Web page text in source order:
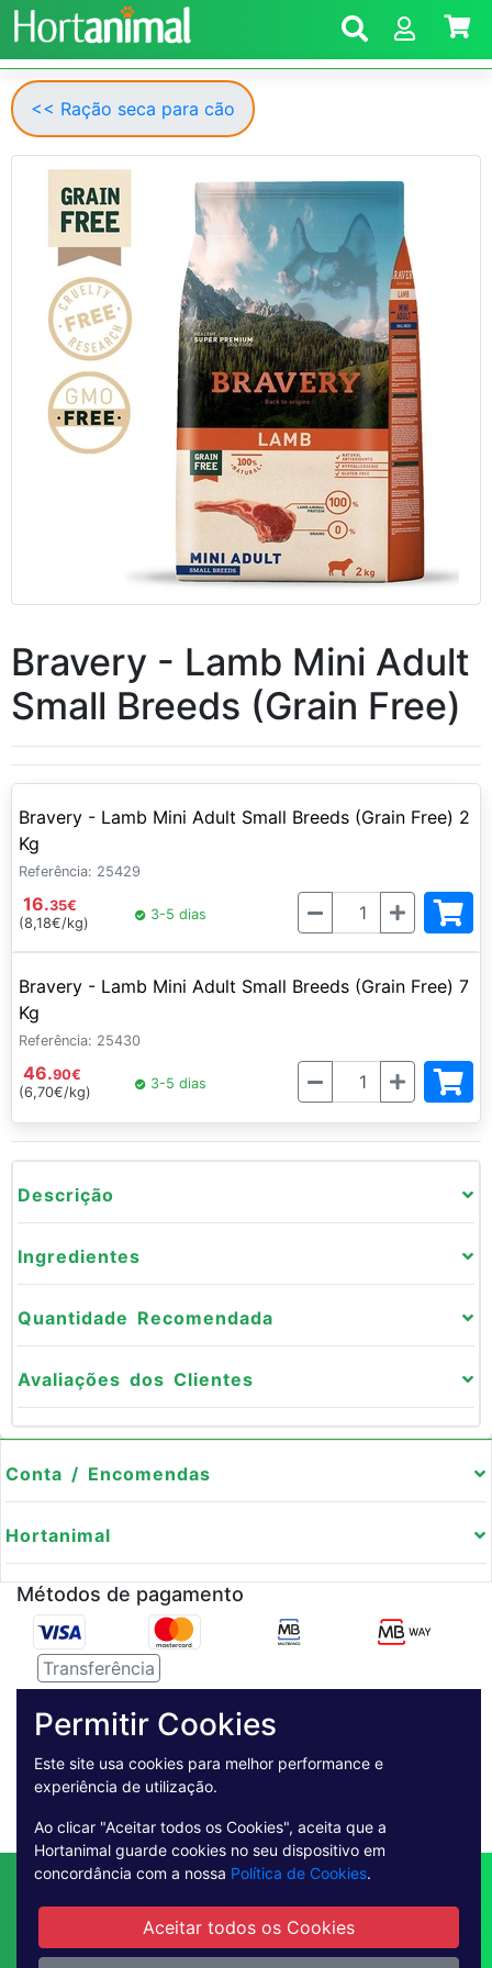
<< Ração seca para cão
Bravery - Lamb Mini Adult
Small Breeds (Grain Free)
Bravery - Lamb Mini Adult Small Breeds (Grain Free) 2
Kg
Referência: 25429
16.35€
(8,18€/kg)
3-5 dias Quantidade
Bravery - Lamb Mini Adult Small Breeds (Grain Free) 7
Kg
Referência: 25430
46.90€
(6,70€/kg)
3-5 dias Quantidade
Descrição
Ingredientes
Quantidade Recomendada
Avaliações dos Clientes
Conta / Encomendas
Hortanimal
Métodos de pagamento
Transferência
Pagamento Seguro
Contactos Envio
Condições de Venda
Condições Gerais de Utilização
Permitir Cookies
Este site usa cookies para melhor performance e
experiência de utilização.
Ao clicar "Aceitar todos os Cookies", aceita que a
Hortanimal guarde cookies no seu dispositivo em
concordância com a nossa Política de Cookies.
Aceitar todos os Cookies